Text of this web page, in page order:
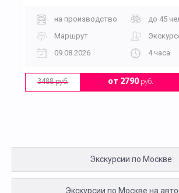
на производство
до 45
Маршрут
09.08.2026
4 часа
3488 руб. от 2790руб.
Экскурсии по Москве
Экскурсии по Москве на